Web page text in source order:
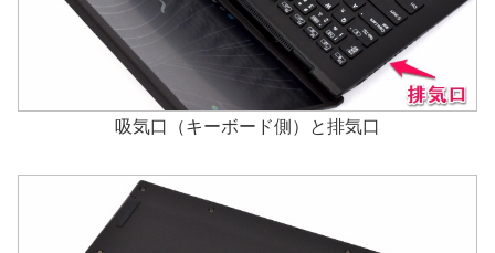
吸気口（キーボード側）と排気口